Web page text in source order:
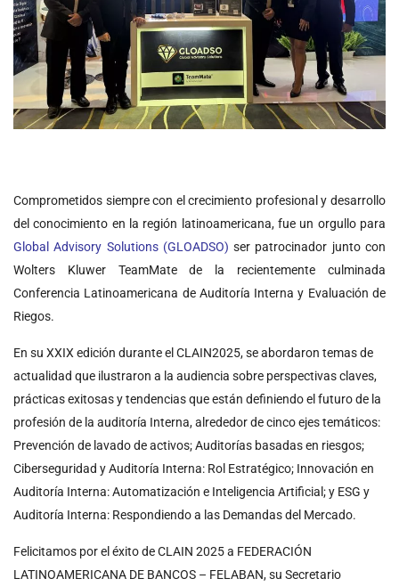
Comprometidos siempre con el crecimiento profesional y desarrollo
del conocimiento en la región latinoamericana, fue un orgullo para
Global Advisory Solutions (GLOADSO) ser patrocinador junto con
Wolters Kluwer TeamMate de la recientemente culminada
Conferencia Latinoamericana de Auditoría Interna y Evaluación de
Riegos.
En su XXIX edición durante el CLAIN2025, se abordaron temas de
actualidad que ilustraron a la audiencia sobre perspectivas claves,
prácticas exitosas y tendencias que están definiendo el futuro de la
profesión de la auditoría Interna, alrededor de cinco ejes temáticos:
Prevención de lavado de activos; Auditorías basadas en riesgos;
Ciberseguridad y Auditoría Interna: Rol Estratégico; Innovación en
Auditoría Interna: Automatización e Inteligencia Artificial; y ESG y
Auditoría Interna: Respondiendo a las Demandas del Mercado.
Felicitamos por el éxito de CLAIN 2025 a FEDERACIÓN
LATINOAMERICANA DE BANCOS – FELABAN, su Secretario